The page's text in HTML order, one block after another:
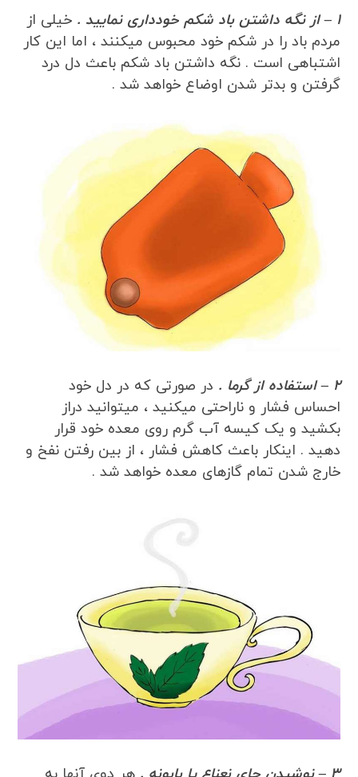
1 – از نگه داشتن باد شکم خودداری نمایید .
خیلی از
مردم باد را در شکم خود محبوس میکنند ، اما این کار
اشتباهی است . نگه داشتن باد شکم باعث دل درد
گرفتن و بدتر شدن اوضاع خواهد شد .
2 – استفاده از گرما .
در صورتی که در دل خود
احساس فشار و ناراحتی میکنید ، میتوانید دراز
بکشید و یک کیسه آب گرم روی معده خود قرار
دهید . اینکار باعث کاهش فشار ، از بین رفتن نفخ و
خارج شدن تمام گازهای معده خواهد شد .